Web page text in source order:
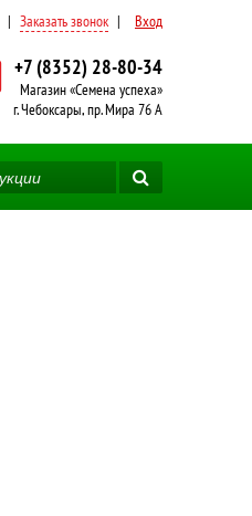
| Заказать звонок | Вход
+7 (8352) 28-80-34
Магазин «Семена успеха»
г. Чебоксары, пр. Мира 76 А